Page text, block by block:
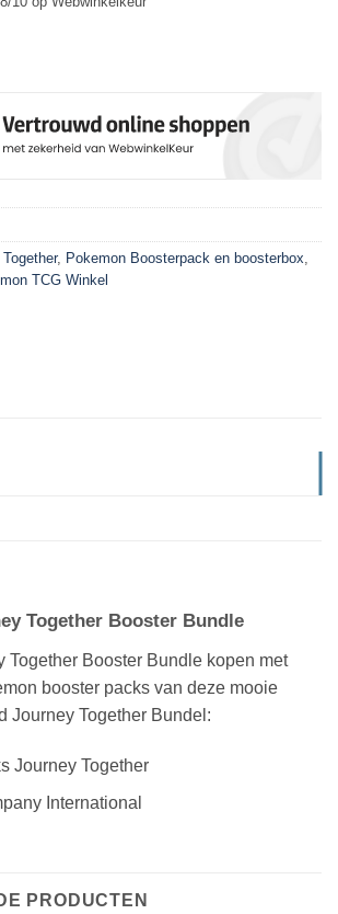
, Pokemon Boosterpack en boosterbox,
TCG Winkel
Together Booster Bundle
Together Booster Bundle kopen met
booster packs van deze mooie
Journey Together Bundel:
Journey Together
International
PRODUCTEN